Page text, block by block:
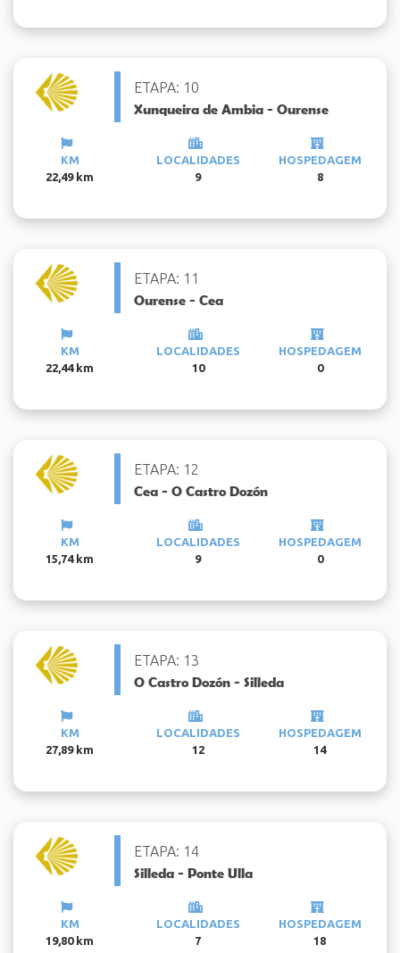
ETAPA: 10
Xunqueira de Ambia - Ourense
KM
22,49 km
LOCALIDADES
9
HOSPEDAGEM
8
ETAPA: 11
Ourense - Cea
KM
22,44 km
LOCALIDADES
10
HOSPEDAGEM
0
ETAPA: 12
Cea - O Castro Dozón
KM
15,74 km
LOCALIDADES
9
HOSPEDAGEM
0
ETAPA: 13
O Castro Dozón - Silleda
KM
27,89 km
LOCALIDADES
12
HOSPEDAGEM
14
ETAPA: 14
Silleda - Ponte Ulla
KM
19,80 km
LOCALIDADES
7
HOSPEDAGEM
18